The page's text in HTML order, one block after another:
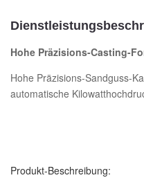
Hohe Präzisions-Casting-
Hohe Präzisions-Sandguss-
automatische
Produkt-Beschreibung: